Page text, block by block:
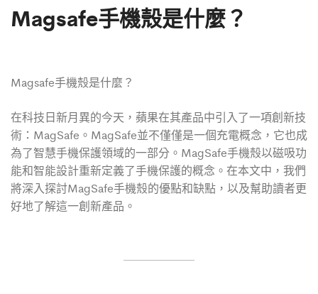
Magsafe手機殼是什麼？
Magsafe手機殼是什麼？
在科技日新月異的今天，蘋果在其產品中引入了一項創新技
術：MagSafe。MagSafe並不僅僅是一個充電概念，它也成
為了智慧手機保護領域的一部分。MagSafe手機殼以磁吸功
能和智能設計重新定義了手機保護的概念。在本文中，我們
將深入探討MagSafe手機殼的優點和缺點，以及幫助讀者更
好地了解這一創新產品。